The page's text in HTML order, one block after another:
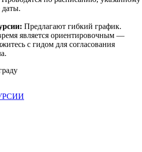
даты.
Предлагают гибкий график.
является ориентировочным —
с гидом для согласования